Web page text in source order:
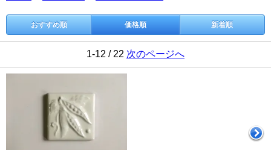
おすすめ順 価格順 新着順
1-12 / 22 次のページへ